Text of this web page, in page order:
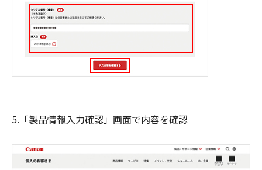
5.「製品情報入力確認」画面で内容を確認